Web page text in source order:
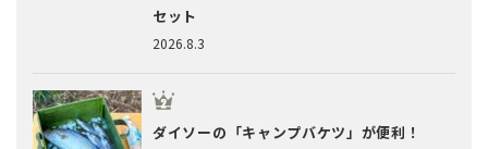
2026.8.3
セット
ダイソーの「キャンプバケツ」が便利！